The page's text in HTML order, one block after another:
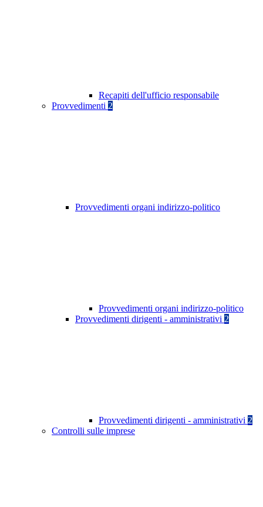
Recapiti dell'ufficio responsabile
Provvedimenti 2
Provvedimenti organi indirizzo-politico
Provvedimenti organi indirizzo-politico
Provvedimenti dirigenti - amministrativi 2
Provvedimenti dirigenti - amministrativi 2
Controlli sulle imprese